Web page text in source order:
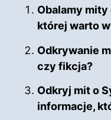
Obalamy
której warto
Odkrywanie
czy fikcja?
Odkryj mit o
informacje,